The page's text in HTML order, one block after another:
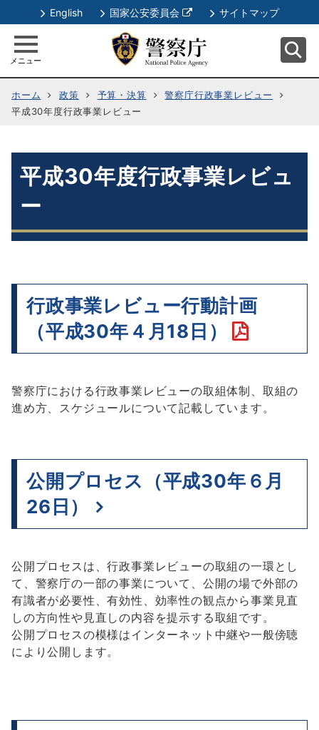
English 国家公安委員会
別
ウ
ィ
ン
ド
ウ
サイトマップ
メニュー
ホーム 政策 予算・決算
警察庁行政事業レビュー
平成30年度行政事業レビュー
平成30年度行政事業レビュ
ー
行政事業レビュー行動計画
（平成30年４月18日）
フ
ァ
イ
を
開
警察庁における行政事業レビューの取組体制、取組の
進め方、スケジュールについて記載しています。
公開プロセス（平成30年６月
26日）
公開プロセスは、行政事業レビューの取組の一環とし
て、警察庁の一部の事業について、公開の場で外部の
有識者が必要性、有効性、効率性の観点から事業見直
しの方向性や見直しの内容を提示する取組です。
公開プロセスの模様はインターネット中継や一般傍聴
により公開します。